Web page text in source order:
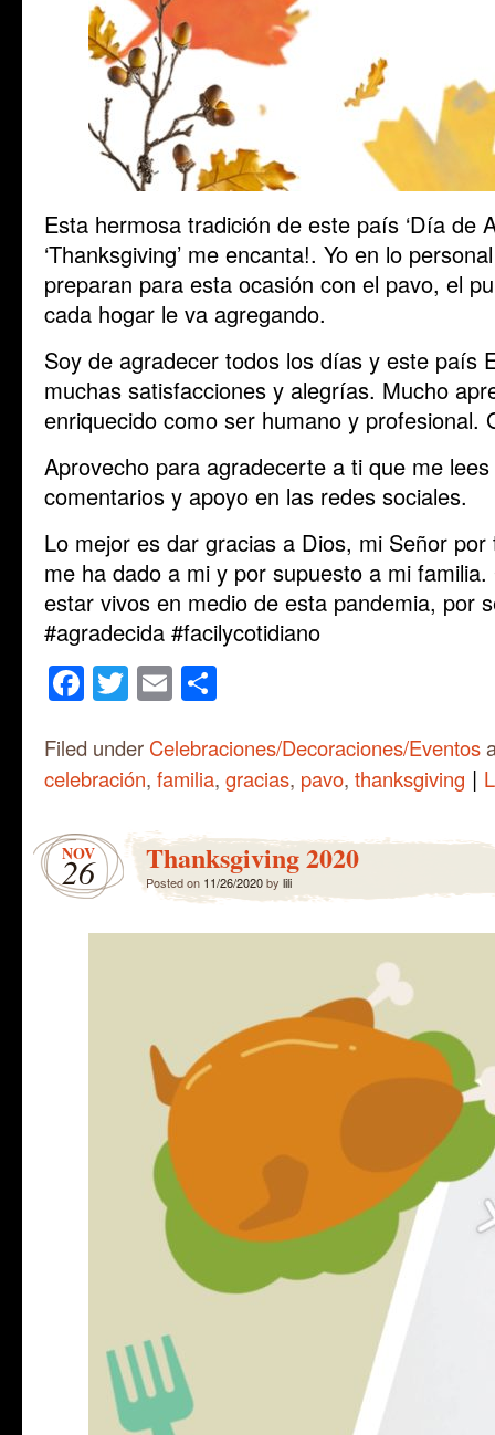
Esta hermosa tradición de este país ‘Día de
‘Thanksgiving’ me encanta!. Yo en lo
preparan para esta ocasión con el pavo, el
cada hogar le va agregando.
Soy de agradecer todos los días y este país
muchas satisfacciones y alegrías. Mucho
enriquecido como ser humano y profesional.
Aprovecho para agradecerte a ti que me
comentarios y apoyo en las redes sociales.
Lo mejor es dar gracias a Dios, mi Señor
me ha dado a mi y por supuesto a mi
estar vivos en medio de esta pandemia, por
#agradecida #facilycotidiano
Facebook
Twitter
Email
Filed under Celebraciones/Decoraciones/Eventos
celebración, familia, gracias, pavo, thanksgiving |
NOV
26 Thanksgiving 2020
Posted on 11/26/2020by lili